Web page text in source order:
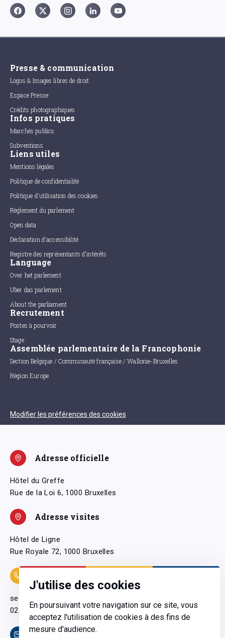
J'utilise des cookies
En poursuivant votre navigation sur ce site, vous
acceptez l'utilisation de cookies à des fins de
mesure d'audience.
Presse & communication
Logos & Images libres de droit
Espace Presse
Crédits photographiques
Infos pratiques
Marchés publics
Subventions
Liens utiles
Mentions légales
Politique de confidentialité
Politique d'utilisation des cookies
Règlement du parlement
Open data
Déclaration d'accessibilité
Registre des représentants d'intérêts
Language
Over het parlement
Uber das parlement
About the parliament
Recrutement
Postes à pourvoir
Stage
Assemblée parlementaire de la Francophonie
Section Belgique / Communauté française / Wallonie-Bruxelles
Région Europe
Modifier les préférences des cookies
Adresse officielle
Hôtel du Greffe
Rue de la Loi 6, 1000 Bruxelles
Adresse visites
Hôtel de Ligne
Rue Royale 72, 1000 Bruxelles
secretariatgeneral@pfwb.be
02 506 38 11
Contact